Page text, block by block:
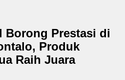
Borong Prestasi di
Produk
Raih Juara